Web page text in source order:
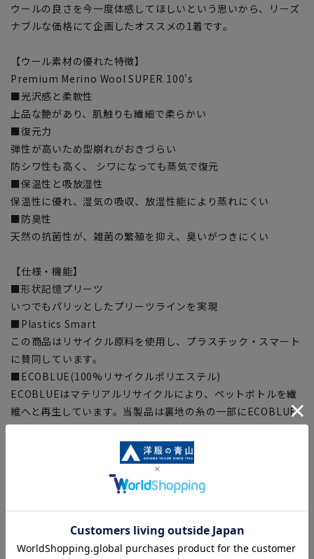
ウールの良さを今一度体感してほしいという思いから、リーズ
ナブルな価格にて企画したオススメの1着です。
【ウール素材の優れた特徴】
Premium Merino Wool SUPER 100's
■光沢感と柔軟性
上品な艶があり、肌触りも繊細で柔らかい
■復元力
弾性が高いため型崩れがおきづらい
防シワ性も高く、 シワになっても蒸気で復元
■保温性と吸放湿性
保温性に優れ、湿気の吸収、放湿性能により蒸れにくい
■防臭性
天然の抗菌性が、雑菌の繁殖を抑え、臭いがつきにくい
【仕様・機能】
■形状記憶プリーツ
いつでもパリッとしたプリーツラインを実現
■Plastics Smart
この商品はリサイクル原料を使用し、プラスチック・スマート
に賛同しています。
■ECOBLUE(100%リサイクルポリエステル)
ECOBLUEはマテリアルリサイクルにより、ペットボトルを繊
維へと再生しています。当製品は裏地の糸の一部にECOBLUE
を使用しています。
【シルエット】《細め(スリム)》(当社比)
【商品に関するご注意】
■ゆとり感には個人差があります。サイズ表を確認の上、ご購
入の目安としてご利用ください。
■ブラウザやお使いのモニター環境、室内外等の撮影時の環境